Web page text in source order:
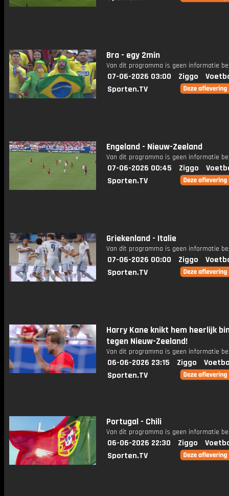
Bra - egy 2min
Van dit programma is geen informatie
07-06-2026 03:00 Ziggo
Sporten.TV
Engeland - Nieuw-Zeeland
Van dit programma is geen informatie
07-06-2026 00:45 Ziggo
Sporten.TV
Griekenland - Italie
Van dit programma is geen informatie
07-06-2026 00:00 Ziggo
Sporten.TV
Harry Kane knikt hem heerlijk
tegen Nieuw-Zeeland!
Van dit programma is geen informatie
06-06-2026 23:15 Ziggo
Sporten.TV
Portugal - Chili
Van dit programma is geen informatie
06-06-2026 22:30 Ziggo
Sporten.TV